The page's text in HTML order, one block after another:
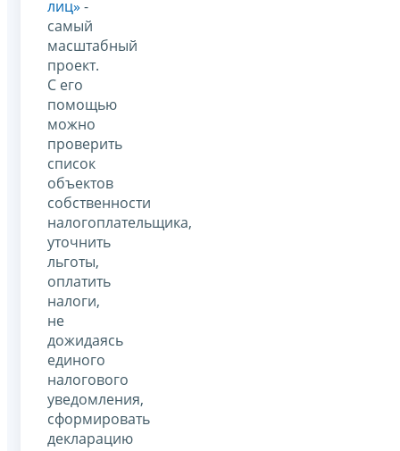
лиц» -
самый
масштабный
проект.
С его
помощью
можно
проверить
список
объектов
собственности
налогоплательщика,
уточнить
льготы,
оплатить
налоги,
не
дожидаясь
единого
налогового
уведомления,
сформировать
декларацию